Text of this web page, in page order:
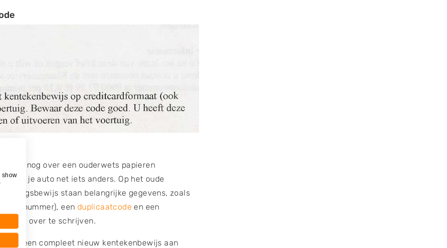
je nog over een ouderwets papieren
van je auto net iets anders. Op het oude
staan belangrijke gegevens, zoals
een duplicaatcode en een
auto over te schrijven.
je een compleet nieuw kentekenbewijs aan
show